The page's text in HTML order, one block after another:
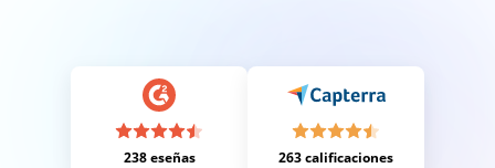
238 eseñas 263 calificaciones